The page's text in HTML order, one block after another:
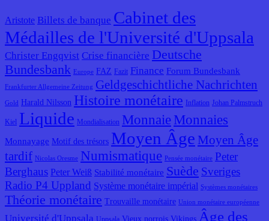
Aristote Billets de banque Cabinet des
Médailles de l'Université d'Uppsala
Christer Engqvist Crise financière Deutsche
Bundesbank
Europe FAZ Fazit Finance Forum Bundesbank
Frankfurter Allgemeine Zeitung Geldgeschichtliche Nachrichten
Gold Harald Nilsson Histoire monétaire Inflation Johan Palmstruch
Kiel Liquide Mondialisation Monnaie Monnaies
Monnayage Motif des trésors Moyen Âge Moyen Âge
tardif Nicolas Oresme Numismatique Pensée monétaire Peter
Berghaus Peter Weiß Stabilité monétaire Suède Sveriges
Radio P4 Uppland Système monétaire impérial Systèmes monétaires
Théorie monétaire Trouvaille monétaire Union monétaire européenne
Université d'Uppsala Vieux norrois Vikings Âge des